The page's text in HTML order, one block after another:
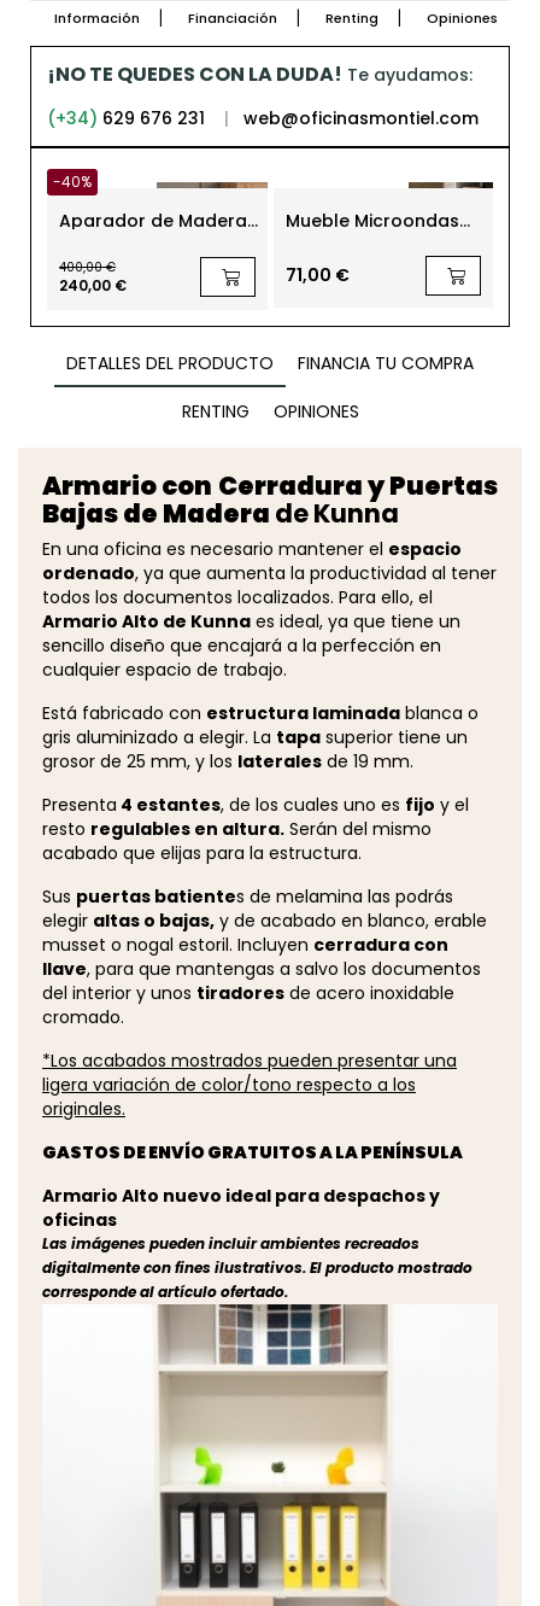
Información Financiación Renting Opiniones
¡NO TE QUEDES CON LA DUDA! Te ayudamos:
(+34) 629 676 231 | web@oficinasmontiel.com
-40%
Aparador de Madera
Rectangular LUX 12
400,00 €
240,00 €
Mueble Microondas
71,00 €
DETALLES DEL PRODUCTO
FINANCIA TU COMPRA
RENTING
OPINIONES
Armario con Cerradura y Puertas
Bajas de Madera de Kunna
En una oficina es necesario mantener el espacio
ordenado, ya que aumenta la productividad al tener
todos los documentos localizados. Para ello, el
Armario Alto de Kunna es ideal, ya que tiene un
sencillo diseño que encajará a la perfección en
cualquier espacio de trabajo.
Está fabricado con estructura laminada blanca o
gris aluminizado a elegir. La tapa superior tiene un
grosor de 25 mm, y los laterales de 19 mm.
Presenta 4 estantes, de los cuales uno es fijo y el
resto regulables en altura. Serán del mismo
acabado que elijas para la estructura.
Sus puertas batientes de melamina las podrás
elegir altas o bajas, y de acabado en blanco, erable
musset o nogal estoril. Incluyen cerradura con
llave, para que mantengas a salvo los documentos
del interior y unos tiradores de acero inoxidable
cromado.
*Los acabados mostrados pueden presentar una
ligera variación de color/tono respecto a los
originales.
GASTOS DE ENVÍO GRATUITOS A LA PENÍNSULA
Armario Alto nuevo ideal para despachos y
oficinas
Las imágenes pueden incluir ambientes recreados
digitalmente con fines ilustrativos. El producto mostrado
corresponde al artículo ofertado.